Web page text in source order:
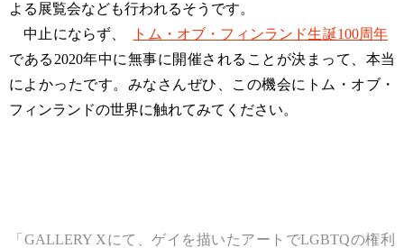
よる展覧会なども行われるそうです。
中止にならず、
トム・オブ・フィンランド生誕100周年
である2020年中に無事に開催されることが決まって、本当
によかったです。みなさんぜひ、この機会にトム・オブ・
フィンランドの世界に触れてみてください。
「GALLERY Xにて、ゲイを描いたアートでLGBTQの権利